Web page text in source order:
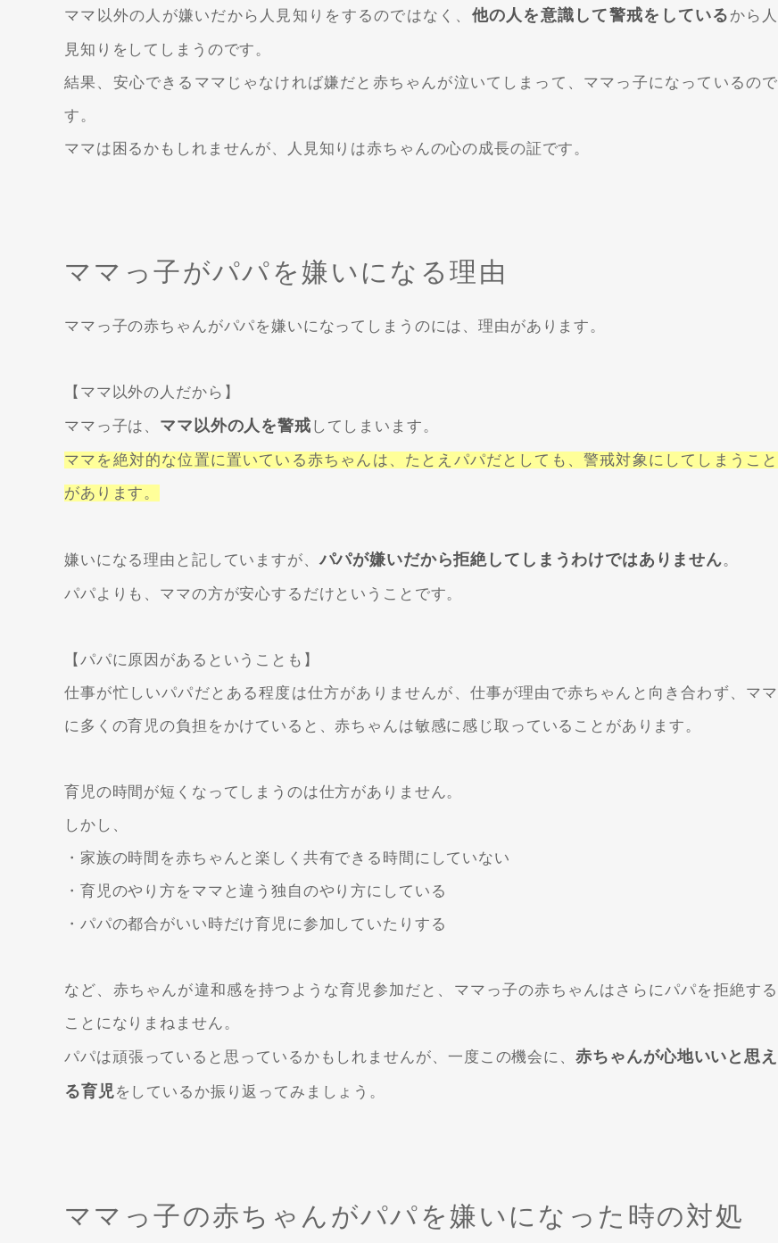
ママ以外の人が嫌いだから人見知りをするのではなく、 他の人を意識して警戒をしている から人
見知りをしてしまうのです。
結果、安心できるママじゃなければ嫌だと赤ちゃんが泣いてしまって、ママっ子になっているので
す。
ママは困るかもしれませんが、人見知りは赤ちゃんの心の成長の証です。
ママっ子がパパを嫌いになる理由
ママっ子の赤ちゃんがパパを嫌いになってしまうのには、理由があります。
【ママ以外の人だから】
ママっ子は、 ママ以外の人を警戒 してしまいます。
ママを絶対的な位置に置いている赤ちゃんは、たとえパパだとしても、警戒対象にしてしまうこと
があります。
嫌いになる理由と記していますが、パパが嫌いだから拒絶してしまうわけではありません。
パパよりも、ママの方が安心するだけということです。
【パパに原因があるということも】
仕事が忙しいパパだとある程度は仕方がありませんが、仕事が理由で赤ちゃんと向き合わず、ママ
に多くの育児の負担をかけていると、赤ちゃんは敏感に感じ取っていることがあります。
育児の時間が短くなってしまうのは仕方がありません。
しかし、
・家族の時間を赤ちゃんと楽しく共有できる時間にしていない
・育児のやり方をママと違う独自のやり方にしている
・パパの都合がいい時だけ育児に参加していたりする
など、赤ちゃんが違和感を持つような育児参加だと、ママっ子の赤ちゃんはさらにパパを拒絶する
ことになりまねません。
パパは頑張っていると思っているかもしれませんが、一度この機会に、赤ちゃんが心地いいと思え
る育児をしているか振り返ってみましょう。
ママっ子の赤ちゃんがパパを嫌いになった時の対処